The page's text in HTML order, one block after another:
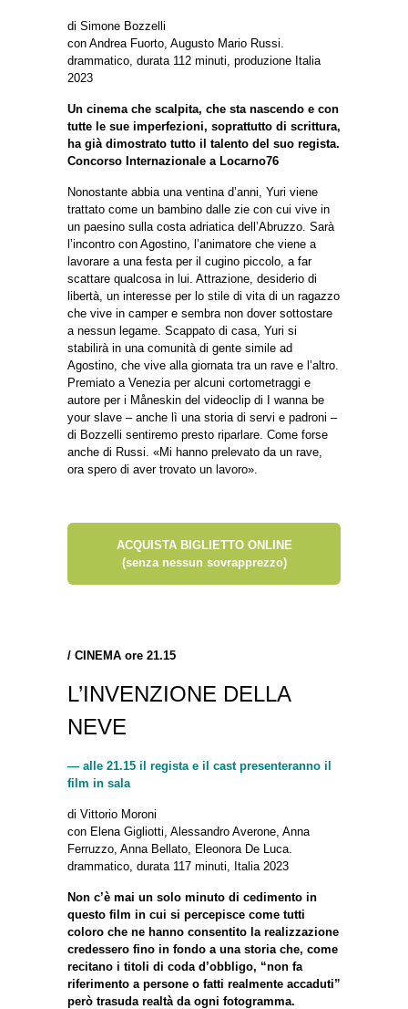
di Simone Bozzelli
con Andrea Fuorto, Augusto Mario Russi.
drammatico, durata 112 minuti, produzione Italia
2023
Un cinema che scalpita, che sta nascendo e con
tutte le sue imperfezioni, soprattutto di scrittura,
ha già dimostrato tutto il talento del suo regista.
Concorso Internazionale a Locarno76
Nonostante abbia una ventina d’anni, Yuri viene
trattato come un bambino dalle zie con cui vive in
un paesino sulla costa adriatica dell’Abruzzo. Sarà
l’incontro con Agostino, l’animatore che viene a
lavorare a una festa per il cugino piccolo, a far
scattare qualcosa in lui. Attrazione, desiderio di
libertà, un interesse per lo stile di vita di un ragazzo
che vive in camper e sembra non dover sottostare
a nessun legame. Scappato di casa, Yuri si
stabilirà in una comunità di gente simile ad
Agostino, che vive alla giornata tra un rave e l’altro.
Premiato a Venezia per alcuni cortometraggi e
autore per i Måneskin del videoclip di I wanna be
your slave – anche lì una storia di servi e padroni –
di Bozzelli sentiremo presto riparlare. Come forse
anche di Russi. «Mi hanno prelevato da un rave,
ora spero di aver trovato un lavoro».
ACQUISTA BIGLIETTO ONLINE
(senza nessun sovrapprezzo)
/ CINEMA ore 21.15
L’INVENZIONE DELLA
NEVE
— alle 21.15 il regista e il cast presenteranno il
film in sala
di Vittorio Moroni
con Elena Gigliotti, Alessandro Averone, Anna
Ferruzzo, Anna Bellato, Eleonora De Luca.
drammatico, durata 117 minuti, Italia 2023
Non c’è mai un solo minuto di cedimento in
questo film in cui si percepisce come tutti
coloro che ne hanno consentito la realizzazione
credessero fino in fondo a una storia che, come
recitano i titoli di coda d’obbligo, “non fa
riferimento a persone o fatti realmente accaduti”
però trasuda realtà da ogni fotogramma.